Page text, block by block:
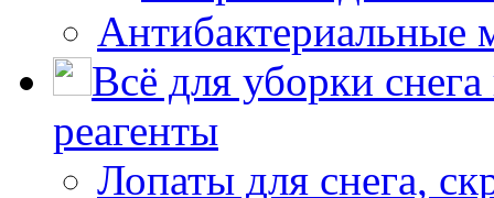
Антибактериальные
Всё для уборки
реагенты
Лопаты для снега,